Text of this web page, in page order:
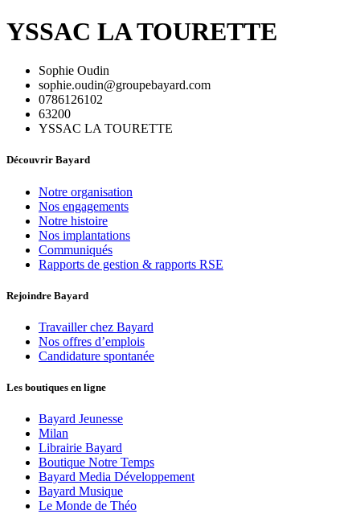
YSSAC LA TOURETTE
Sophie Oudin
sophie.oudin@groupebayard.com
0786126102
63200
YSSAC LA TOURETTE
Découvrir Bayard
Notre organisation
Nos engagements
Notre histoire
Nos implantations
Communiqués
Rapports de gestion & rapports RSE
Rejoindre Bayard
Travailler chez Bayard
Nos offres d’emplois
Candidature spontanée
Les boutiques en ligne
Bayard Jeunesse
Milan
Librairie Bayard
Boutique Notre Temps
Bayard Media Développement
Bayard Musique
Le Monde de Théo